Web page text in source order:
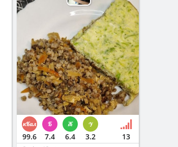
99.6 7.4 6.4 3.2 13